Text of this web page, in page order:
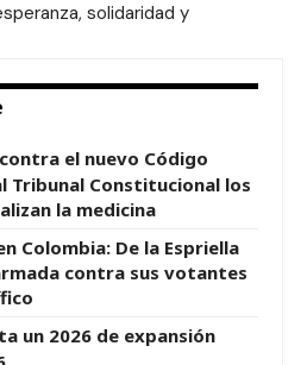
solidaridad y
el nuevo Código
Tribunal Constitucional los
la medicina
Colombia: De la Espriella
contra sus votantes
un 2026 de expansión